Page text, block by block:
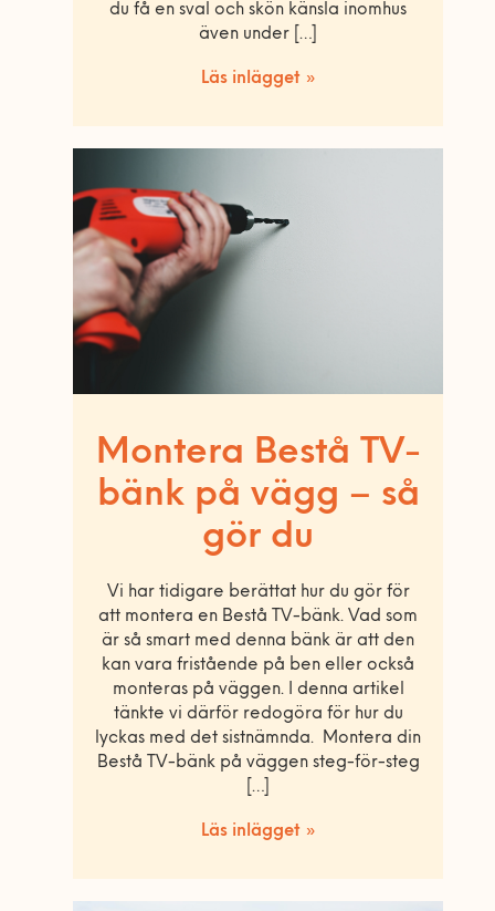
du få en sval och skön känsla inomhus
även under […]
Läs inlägget »
Montera Bestå TV-
bänk på vägg – så
gör du
Vi har tidigare berättat hur du gör för
att montera en Bestå TV-bänk. Vad som
är så smart med denna bänk är att den
kan vara fristående på ben eller också
monteras på väggen. I denna artikel
tänkte vi därför redogöra för hur du
lyckas med det sistnämnda. Montera din
Bestå TV-bänk på väggen steg-för-steg
[…]
Läs inlägget »